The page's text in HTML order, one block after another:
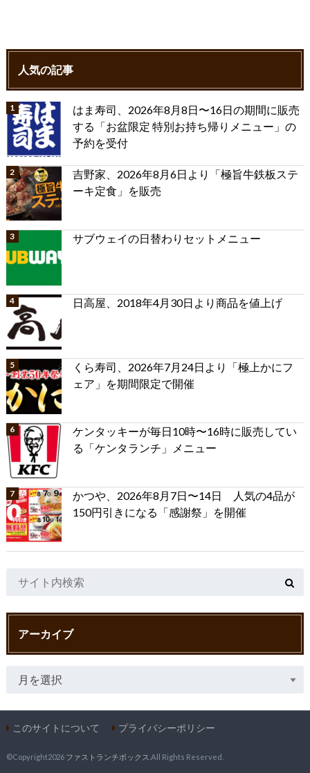
人気の記事
はま寿司、2026年8月8日〜16日の期間に販売
する「お盆限定 特別お持ち帰りメニュー」の
予約を受付
吉野家、2026年8月6日より「極旨牛鉄板ステ
ーキ定食」を販売
サブウェイの日替わりセットメニュー
日高屋、2018年4月30日より商品を値上げ
くら寿司、2026年7月24日より「極上かにフ
ェア」を期間限定で開催
ケンタッキーが毎日10時〜16時に販売してい
る「ケンタランチ」メニュー
かつや、2026年8月7日〜14日 人気の4品が
150円引きになる「感謝祭」を開催
アーカイブ
このサイトについて プライバシーポリシー
©Copyright2026 ファストランチボックス .All Rights Reserved.